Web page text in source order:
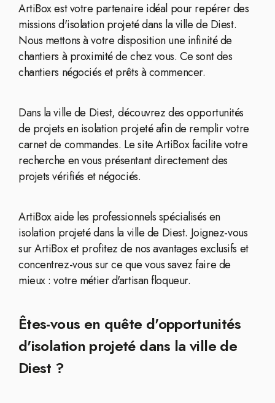
ArtiBox est votre partenaire idéal pour repérer des
missions d'isolation projeté dans la ville de Diest.
Nous mettons à votre disposition une infinité de
chantiers à proximité de chez vous. Ce sont des
chantiers négociés et prêts à commencer.
Dans la ville de Diest, découvrez des opportunités
de projets en isolation projeté afin de remplir votre
carnet de commandes. Le site ArtiBox facilite votre
recherche en vous présentant directement des
projets vérifiés et négociés.
ArtiBox aide les professionnels spécialisés en
isolation projeté dans la ville de Diest. Joignez-vous
sur ArtiBox et profitez de nos avantages exclusifs et
concentrez-vous sur ce que vous savez faire de
mieux : votre métier d'artisan floqueur.
Êtes-vous en quête d'opportunités
d'isolation projeté dans la ville de
Diest ?